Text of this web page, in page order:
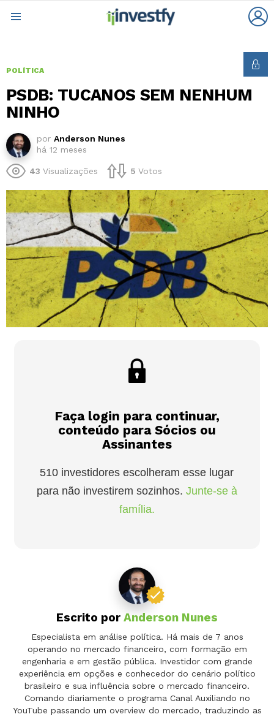
POLÍTICA
PSDB: TUCANOS SEM NENHUM
NINHO
por Anderson Nunes
há 12 meses
43 Visualizações 5 Votos
Faça login para continuar,
conteúdo para Sócios ou
Assinantes
510 investidores escolheram esse lugar
para não investirem sozinhos. Junte-se à
família.
Escrito por Anderson Nunes
Especialista em análise política. Há mais de 7 anos
operando no mercado financeiro, com formação em
engenharia e em gestão pública. Investidor com grande
experiência em opções e conhecedor do cenário político
brasileiro e sua influência sobre o mercado financeiro.
Comando diariamente o programa Canal Auxiliando no
YouTube passando um overview do mercado, traduzindo as